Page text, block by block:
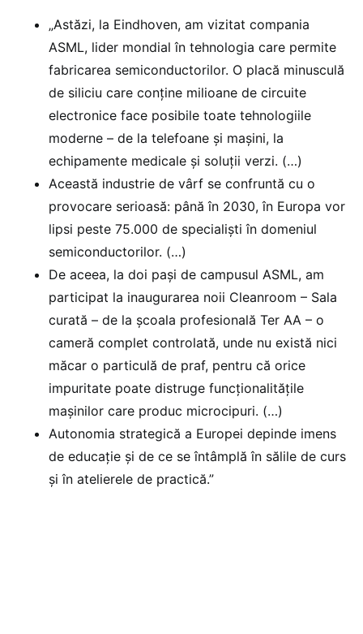
„Astăzi, la Eindhoven, am vizitat compania
ASML, lider mondial în tehnologia care permite
fabricarea semiconductorilor. O placă minusculă
de siliciu care conține milioane de circuite
electronice face posibile toate tehnologiile
moderne – de la telefoane și mașini, la
echipamente medicale și soluții verzi. (…)
Această industrie de vârf se confruntă cu o
provocare serioasă: până în 2030, în Europa vor
lipsi peste 75.000 de specialiști în domeniul
semiconductorilor. (…)
De aceea, la doi pași de campusul ASML, am
participat la inaugurarea noii Cleanroom – Sala
curată – de la școala profesională Ter AA – o
cameră complet controlată, unde nu există nici
măcar o particulă de praf, pentru că orice
impuritate poate distruge funcționalitățile
mașinilor care produc microcipuri. (…)
Autonomia strategică a Europei depinde imens
de educație și de ce se întâmplă în sălile de curs
și în atelierele de practică.”